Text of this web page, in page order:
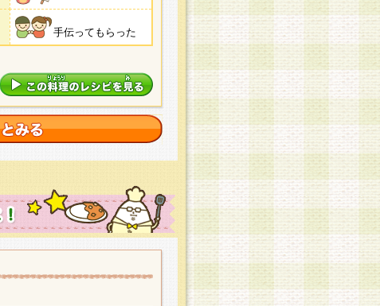
手伝ってもらった